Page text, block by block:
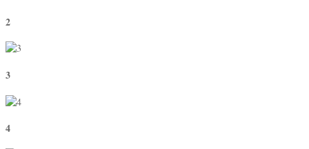
2
3
4